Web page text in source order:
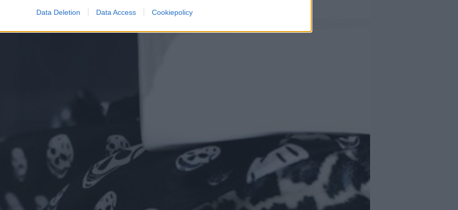
Data Deletion Data Access Cookiepolicy